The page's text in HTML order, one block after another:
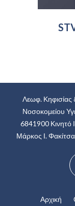
Λεωφ. Κηφισίας
Νοσοκομείου
6841900Κινητό
Μάρκος Ι.
Αρχική